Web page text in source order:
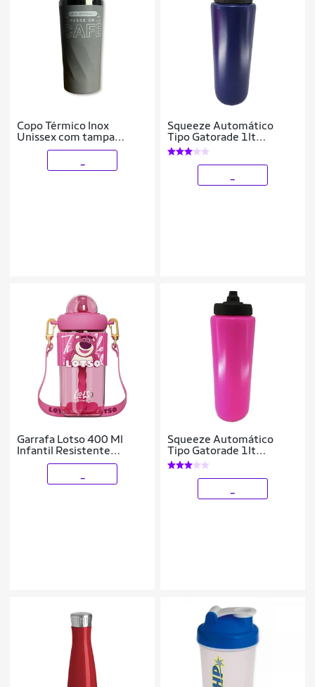
Copo Térmico Inox
Unissex com tampa
Garrafa 450ml quente
Squeeze Automático
Tipo Gatorade 1lt
Rythmoon s/ logo
Branco/Laranja
Garrafa Lotso 400 Ml
Infantil Resistente
Escolar Disney
Squeeze Automático
Tipo Gatorade 1lt
Rythmoon s/ logo
Branco/Laranja